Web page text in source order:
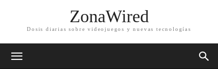
ZonaWired
Dosis diarias sobre videojuegos y nuevas tecnologías